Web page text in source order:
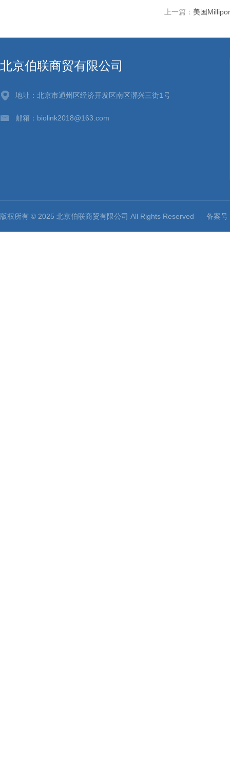
上一篇： 美国
北京伯联商贸有限公司
地址：北京市通州区经济开发区南区漷兴三街1号
邮箱：biolink2018@163.com
版权所有 © 2025 北京伯联商贸有限公司 All Rights Reserved 备案号